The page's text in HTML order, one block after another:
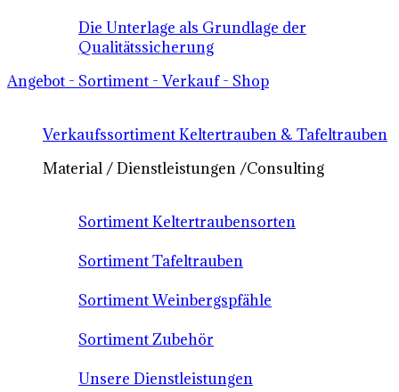
Die Unterlage als Grundlage der
Qualitätssicherung
Angebot - Sortiment - Verkauf - Shop
Verkaufssortiment Keltertrauben & Tafeltrauben
Material / Dienstleistungen /Consulting
Sortiment Keltertraubensorten
Sortiment Tafeltrauben
Sortiment Weinbergspfähle
Sortiment Zubehör
Unsere Dienstleistungen